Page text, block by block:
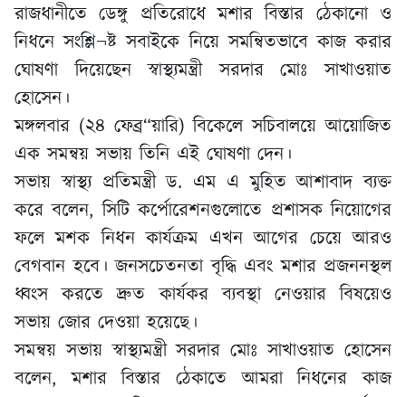
রাজধানীতে ডেঙ্গু প্রতিরোধে মশার বিস্তার ঠেকানো ও
নিধনে সংশ্লি¬ষ্ট সবাইকে নিয়ে সমন্বিতভাবে কাজ করার
ঘোষণা দিয়েছেন স্বাস্থ্যমন্ত্রী সরদার মোঃ সাখাওয়াত
হোসেন।
মঙ্গলবার (২৪ ফেব্র“য়ারি) বিকেলে সচিবালয়ে আয়োজিত
এক সমন্বয় সভায় তিনি এই ঘোষণা দেন।
সভায় স্বাস্থ্য প্রতিমন্ত্রী ড. এম এ মুহিত আশাবাদ ব্যক্ত
করে বলেন, সিটি কর্পোরেশনগুলোতে প্রশাসক নিয়োগের
ফলে মশক নিধন কার্যক্রম এখন আগের চেয়ে আরও
বেগবান হবে। জনসচেতনতা বৃদ্ধি এবং মশার প্রজননস্থল
ধ্বংস করতে দ্রুত কার্যকর ব্যবস্থা নেওয়ার বিষয়েও
সভায় জোর দেওয়া হয়েছে।
সমন্বয় সভায় স্বাস্থ্যমন্ত্রী সরদার মোঃ সাখাওয়াত হোসেন
বলেন, মশার বিস্তার ঠেকাতে আমরা নিধনের কাজ